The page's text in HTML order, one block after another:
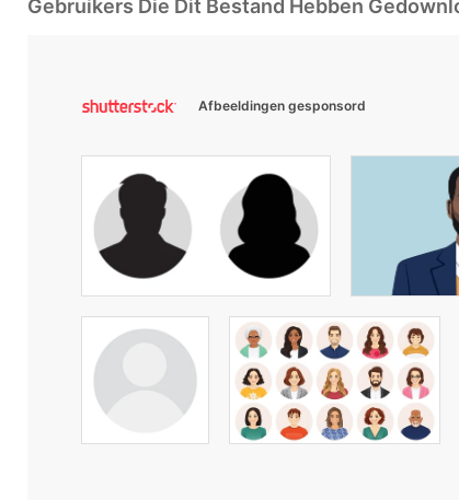
Gebruikers Die Dit Bestand Hebben
Afbeeldingen gesponsord